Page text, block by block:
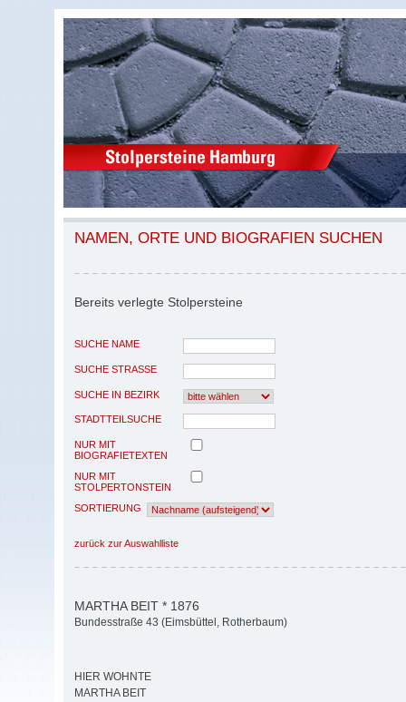
NAMEN, ORTE UND BIOGRAFIEN SUCHEN
Bereits verlegte Stolpersteine
SUCHE NAME
SUCHE STRASSE
SUCHE IN BEZIRK
STADTTEILSUCHE
NUR MIT
BIOGRAFIETEXTEN
NUR MIT
STOLPERTONSTEIN
SORTIERUNG
zurück zur Auswahlliste
MARTHA BEIT * 1876
Bundesstraße 43 (Eimsbüttel, Rotherbaum)
HIER WOHNTE
MARTHA BEIT